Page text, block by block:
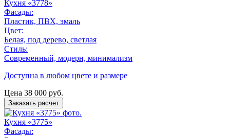
Кухня «3778»
Фасады:
Пластик, ПВХ, эмаль
Цвет:
Белая, под дерево, светлая
Стиль:
Современный, модерн, минимализм
Доступна в любом цвете и размере
Цена 38 000 руб.
Заказать расчет
Кухня «3775»
Фасады: